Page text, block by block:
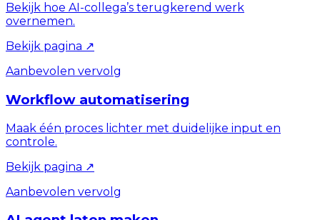
Bekijk hoe AI-collega’s terugkerend werk
overnemen.
Bekijk pagina ↗
Aanbevolen vervolg
Workflow automatisering
Maak één proces lichter met duidelijke input en
controle.
Bekijk pagina ↗
Aanbevolen vervolg